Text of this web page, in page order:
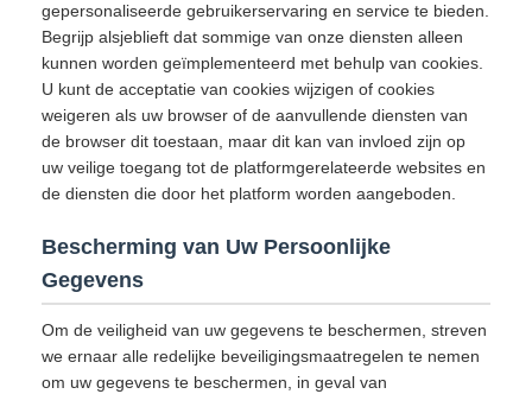
gepersonaliseerde gebruikerservaring en service te bieden.
Begrijp alsjeblieft dat sommige van onze diensten alleen
kunnen worden geïmplementeerd met behulp van cookies.
U kunt de acceptatie van cookies wijzigen of cookies
weigeren als uw browser of de aanvullende diensten van
de browser dit toestaan, maar dit kan van invloed zijn op
uw veilige toegang tot de platformgerelateerde websites en
de diensten die door het platform worden aangeboden.
Bescherming van Uw Persoonlijke
Gegevens
Om de veiligheid van uw gegevens te beschermen, streven
we ernaar alle redelijke beveiligingsmaatregelen te nemen
om uw gegevens te beschermen, in geval van